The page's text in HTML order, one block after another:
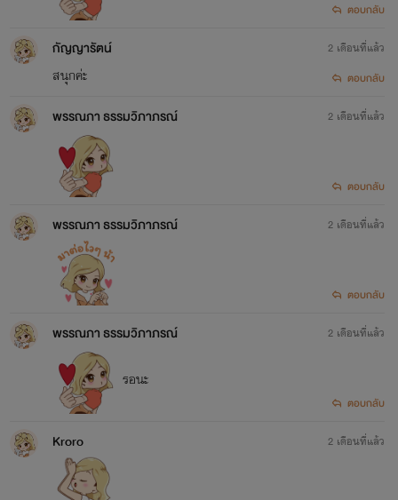
ตอบกลับ
กัญญารัตน์
สนุกค่ะ
2 เดือนที่แล้ว
ตอบกลับ
พรรณภา ธรรมวิภาภรณ์ 2 เดือนที่แล้ว
ตอบกลับ
พรรณภา ธรรมวิภาภรณ์ 2 เดือนที่แล้ว
ตอบกลับ
พรรณภา ธรรมวิภาภรณ์
รอนะ
2 เดือนที่แล้ว
ตอบกลับ
Kroro 2 เดือนที่แล้ว